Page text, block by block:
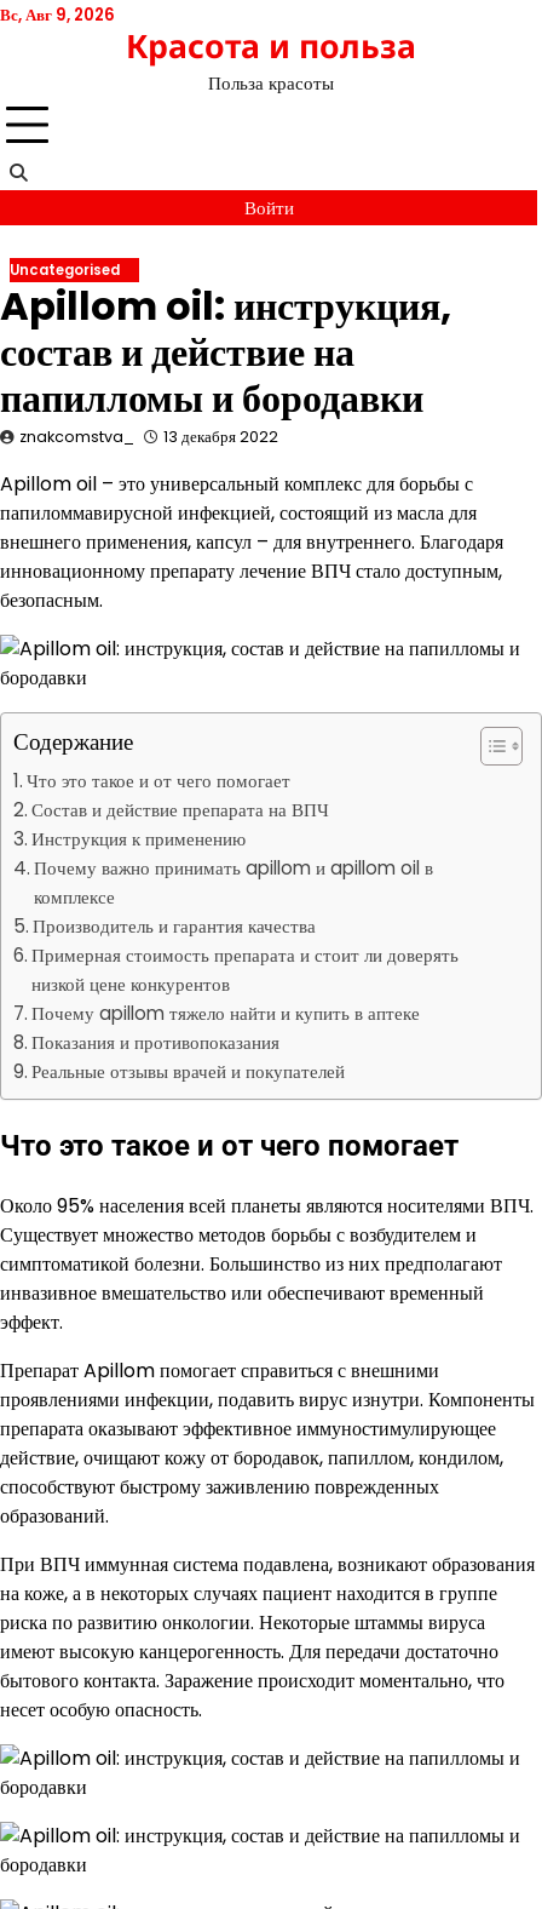
Перейти
Вс, Авг 9, 2026
Красота и польза
Польза красоты
Войти
Uncategorised
Apillom oil: инструкция,
состав и действие на
папилломы и бородавки
znakcomstva_ 13 декабря 2022
Apillom oil – это универсальный комплекс для борьбы с
папиломмавирусной инфекцией, состоящий из масла для
внешнего применения, капсул – для внутреннего. Благодаря
инновационному препарату лечение ВПЧ стало доступным,
безопасным.
Содержание
Что это такое и от чего помогает
Состав и действие препарата на ВПЧ
Инструкция к применению
Почему важно принимать apillom и apillom oil в
комплексе
Производитель и гарантия качества
Примерная стоимость препарата и стоит ли доверять
низкой цене конкурентов
Почему apillom тяжело найти и купить в аптеке
Показания и противопоказания
Реальные отзывы врачей и покупателей
Что это такое и от чего помогает
Около 95% населения всей планеты являются носителями ВПЧ.
Существует множество методов борьбы с возбудителем и
симптоматикой болезни. Большинство из них предполагают
инвазивное вмешательство или обеспечивают временный
эффект.
Препарат Apillom помогает справиться с внешними
проявлениями инфекции, подавить вирус изнутри. Компоненты
препарата оказывают эффективное иммуностимулирующее
действие, очищают кожу от бородавок, папиллом, кондилом,
способствуют быстрому заживлению поврежденных
образований.
При ВПЧ иммунная система подавлена, возникают образования
на коже, а в некоторых случаях пациент находится в группе
риска по развитию онкологии. Некоторые штаммы вируса
имеют высокую канцерогенность. Для передачи достаточно
бытового контакта. Заражение происходит моментально, что
несет особую опасность.